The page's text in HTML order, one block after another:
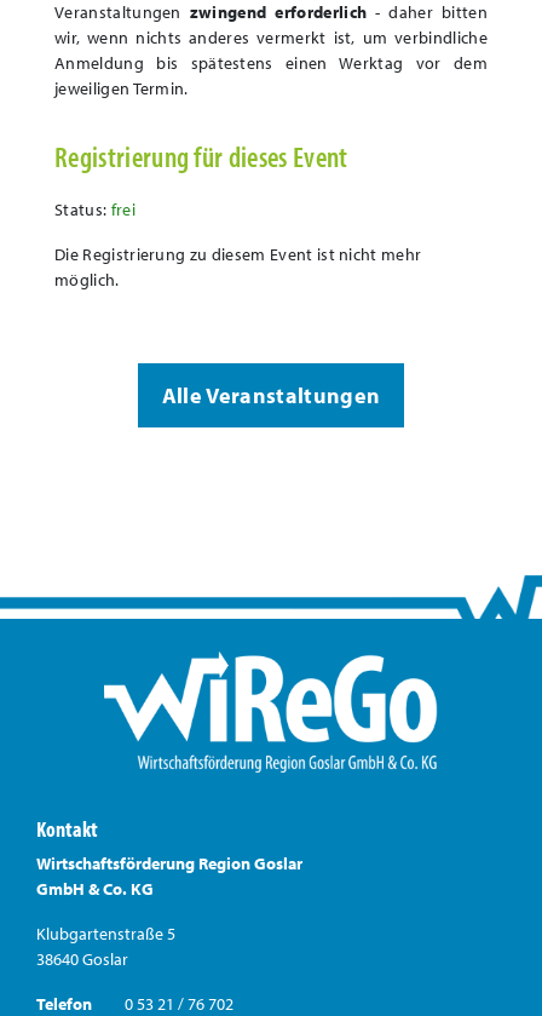
Veranstaltungen zwingend erforderlich - daher bitten
wir, wenn nichts anderes vermerkt ist, um verbindliche
Anmeldung bis spätestens einen Werktag vor dem
jeweiligen Termin.
Registrierung für dieses Event
Status: frei
Die Registrierung zu diesem Event ist nicht mehr
möglich.
Alle Veranstaltungen
Kontakt
Wirtschaftsförderung Region Goslar
GmbH & Co. KG
Klubgartenstraße 5
38640 Goslar
Telefon
0 53 21 / 76 702